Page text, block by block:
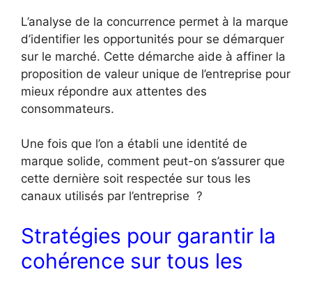
L’analyse de la concurrence permet à la marque
d’identifier les opportunités pour se démarquer
sur le marché. Cette démarche aide à affiner la
proposition de valeur unique de l’entreprise pour
mieux répondre aux attentes des
consommateurs.
Une fois que l’on a établi une identité de
marque solide, comment peut-on s’assurer que
cette dernière soit respectée sur tous les
canaux utilisés par l’entreprise ?
Stratégies pour garantir la
cohérence sur tous les